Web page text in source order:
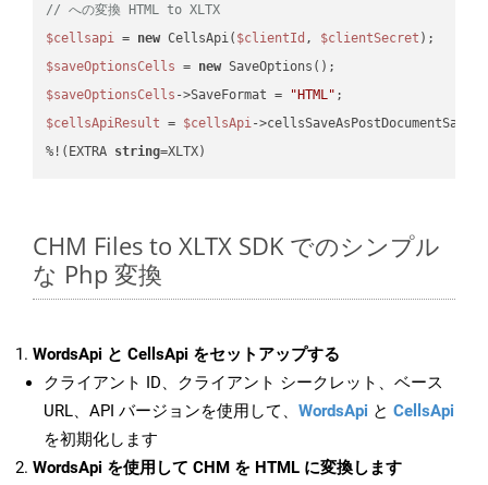
// への変換 HTML to XLTX
$cellsapi = new CellsApi( $clientId , $clientSecret
$saveOptionsCells = new
$saveOptionsCells ->SaveFormat = "HTML"
$cellsApiResult = $cellsApi-
%!(EXTRA string=XLTX)
CHM Files to XLTX SDK でのシンプル
な Php 変換
WordsApi と CellsApi をセットアップする
クライアント ID、クライアント シークレット、ベース
URL、API バージョンを使用して、 WordsApi と CellsApi
を初期化します
WordsApi を使用して CHM を HTML に変換します